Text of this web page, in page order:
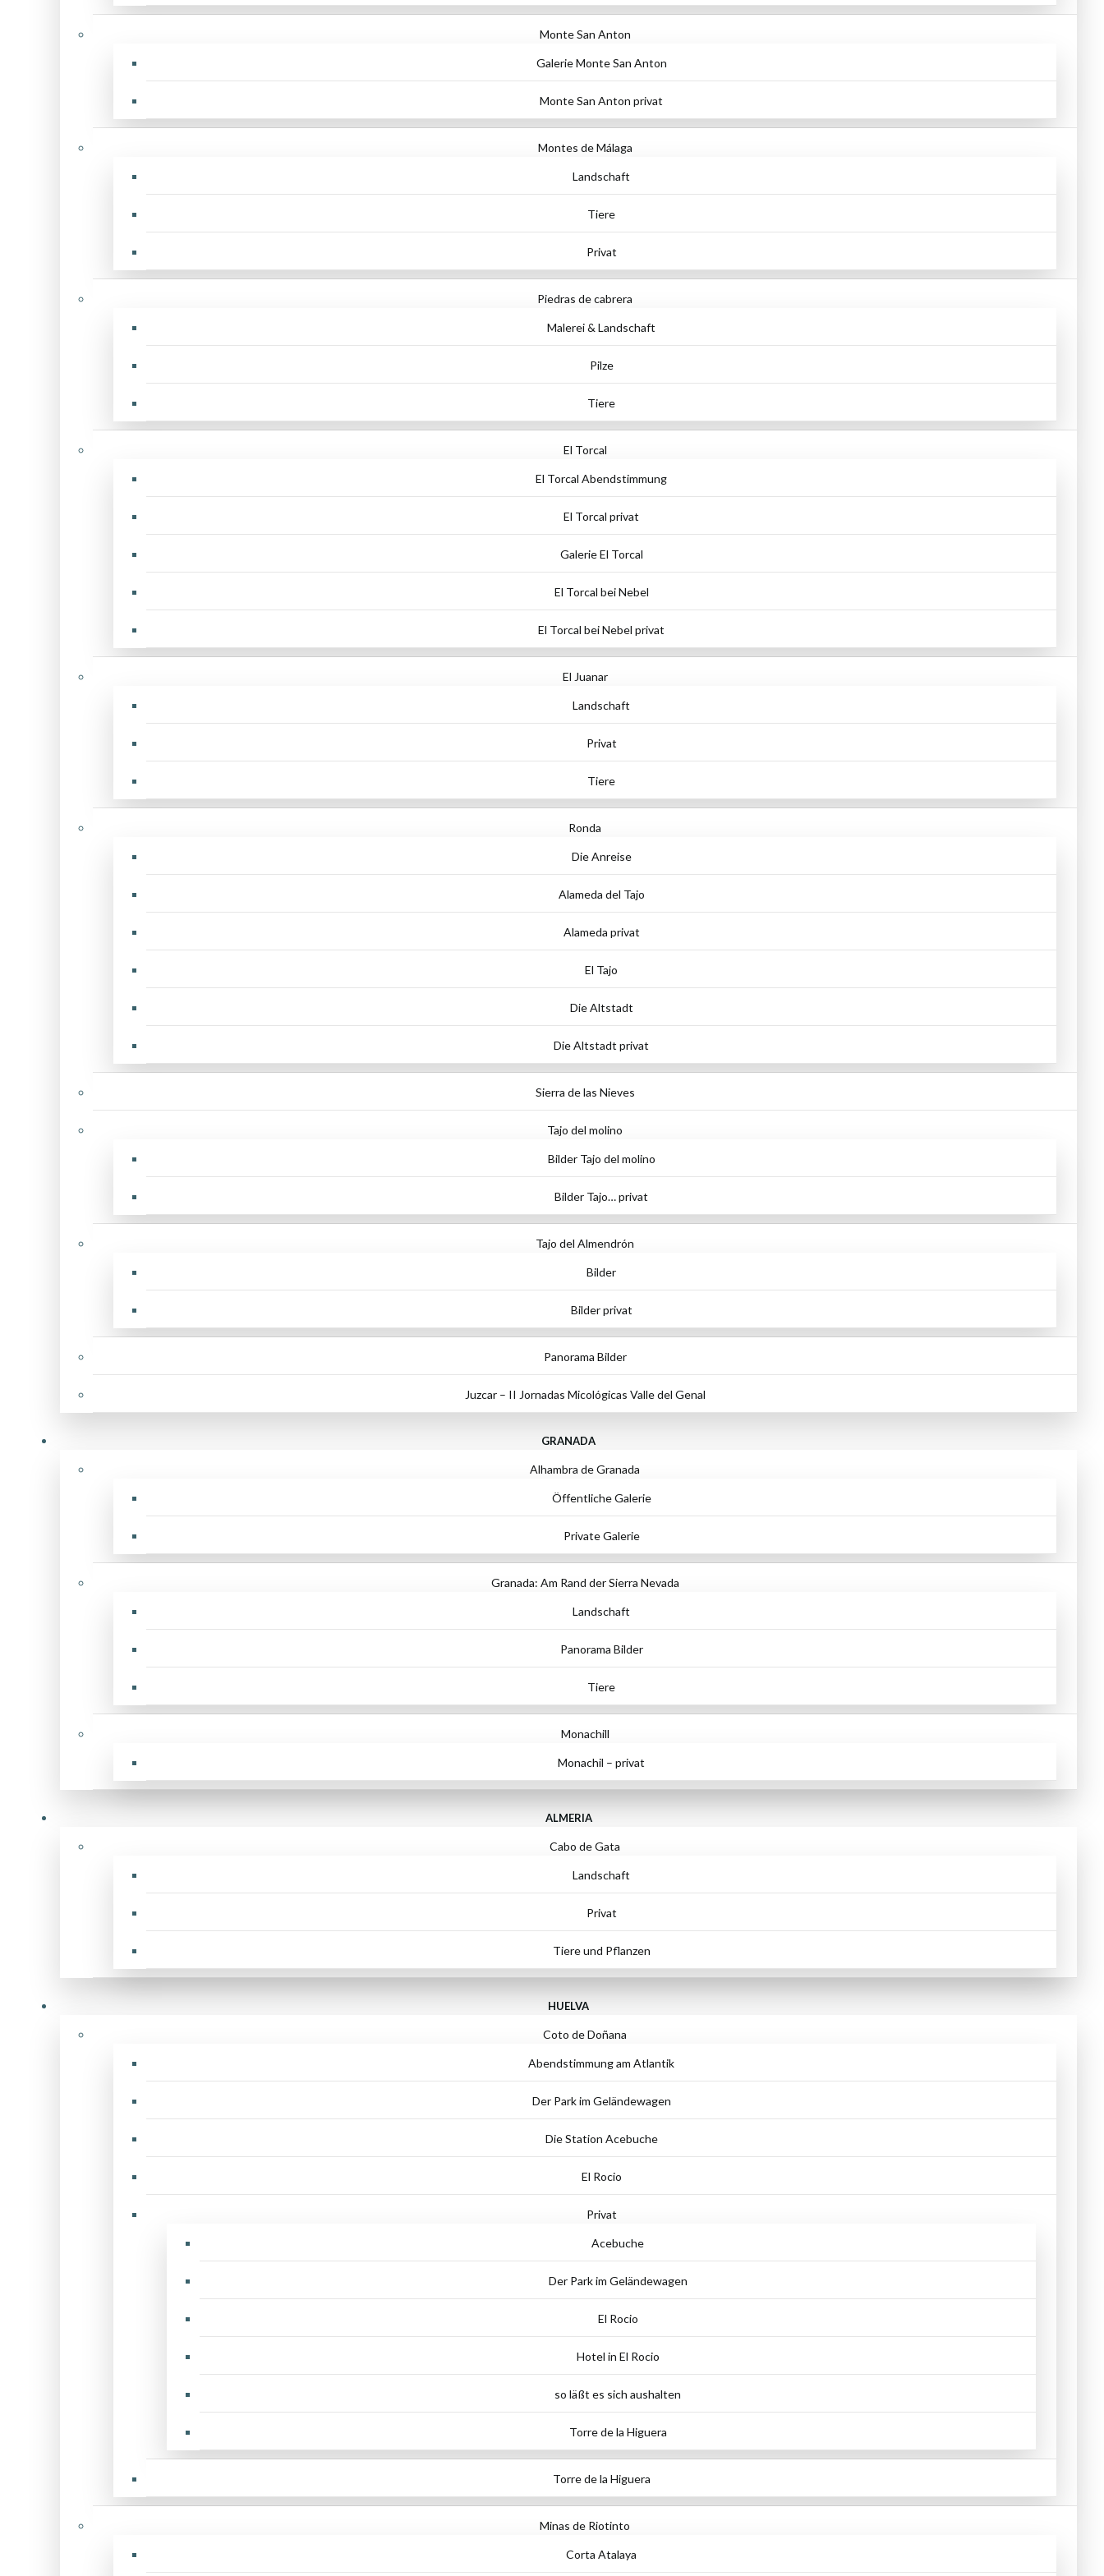
Monte San Anton
Galerie Monte San Anton
Monte San Anton privat
Montes de Málaga
Landschaft
Tiere
Privat
Piedras de cabrera
Malerei & Landschaft
Pilze
Tiere
El Torcal
El Torcal Abendstimmung
El Torcal privat
Galerie El Torcal
El Torcal bei Nebel
El Torcal bei Nebel privat
El Juanar
Landschaft
Privat
Tiere
Ronda
Die Anreise
Alameda del Tajo
Alameda privat
El Tajo
Die Altstadt
Die Altstadt privat
Sierra de las Nieves
Tajo del molino
Bilder Tajo del molino
Bilder Tajo… privat
Tajo del Almendrón
Bilder
Bilder privat
Panorama Bilder
Juzcar – II Jornadas Micológicas Valle del Genal
GRANADA
Alhambra de Granada
Öffentliche Galerie
Private Galerie
Granada: Am Rand der Sierra Nevada
Landschaft
Panorama Bilder
Tiere
Monachill
Monachil – privat
ALMERIA
Cabo de Gata
Landschaft
Privat
Tiere und Pflanzen
HUELVA
Coto de Doñana
Abendstimmung am Atlantik
Der Park im Geländewagen
Die Station Acebuche
El Rocio
Privat
Acebuche
Der Park im Geländewagen
El Rocio
Hotel in El Rocio
so läßt es sich aushalten
Torre de la Higuera
Torre de la Higuera
Minas de Riotinto
Corta Atalaya